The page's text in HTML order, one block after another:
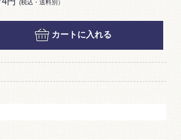
(税込・送料別）
カートに入れる